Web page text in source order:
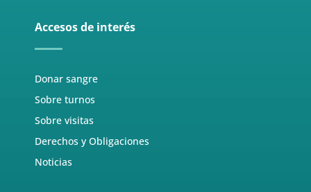
Accesos de interés
Donar sangre
Sobre turnos
Sobre visitas
Derechos y Obligaciones
Noticias